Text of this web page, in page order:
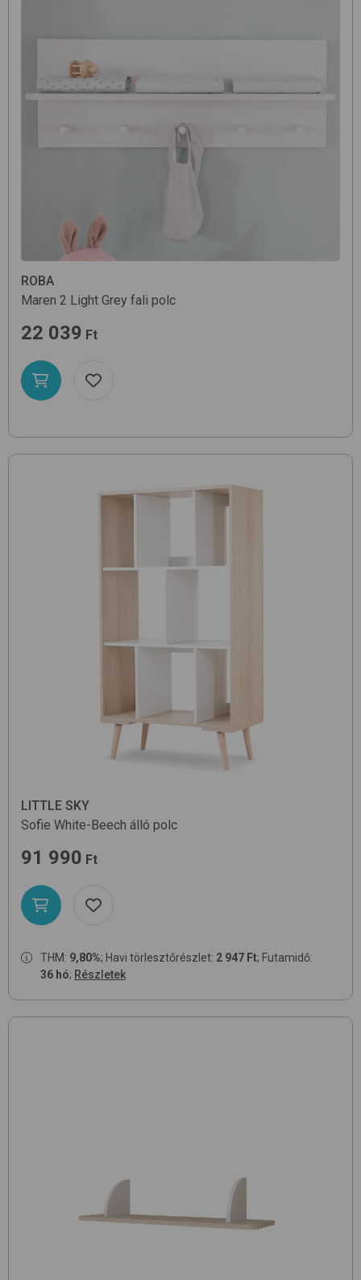
ROBA
Maren 2 Light Grey fali polc
22 039 Ft
LITTLE SKY
Sofie White-Beech álló polc
91 990 Ft
THM: 9,80%; Havi törlesztőrészlet: 2 947 Ft; Futamidő:
36 hó; Részletek